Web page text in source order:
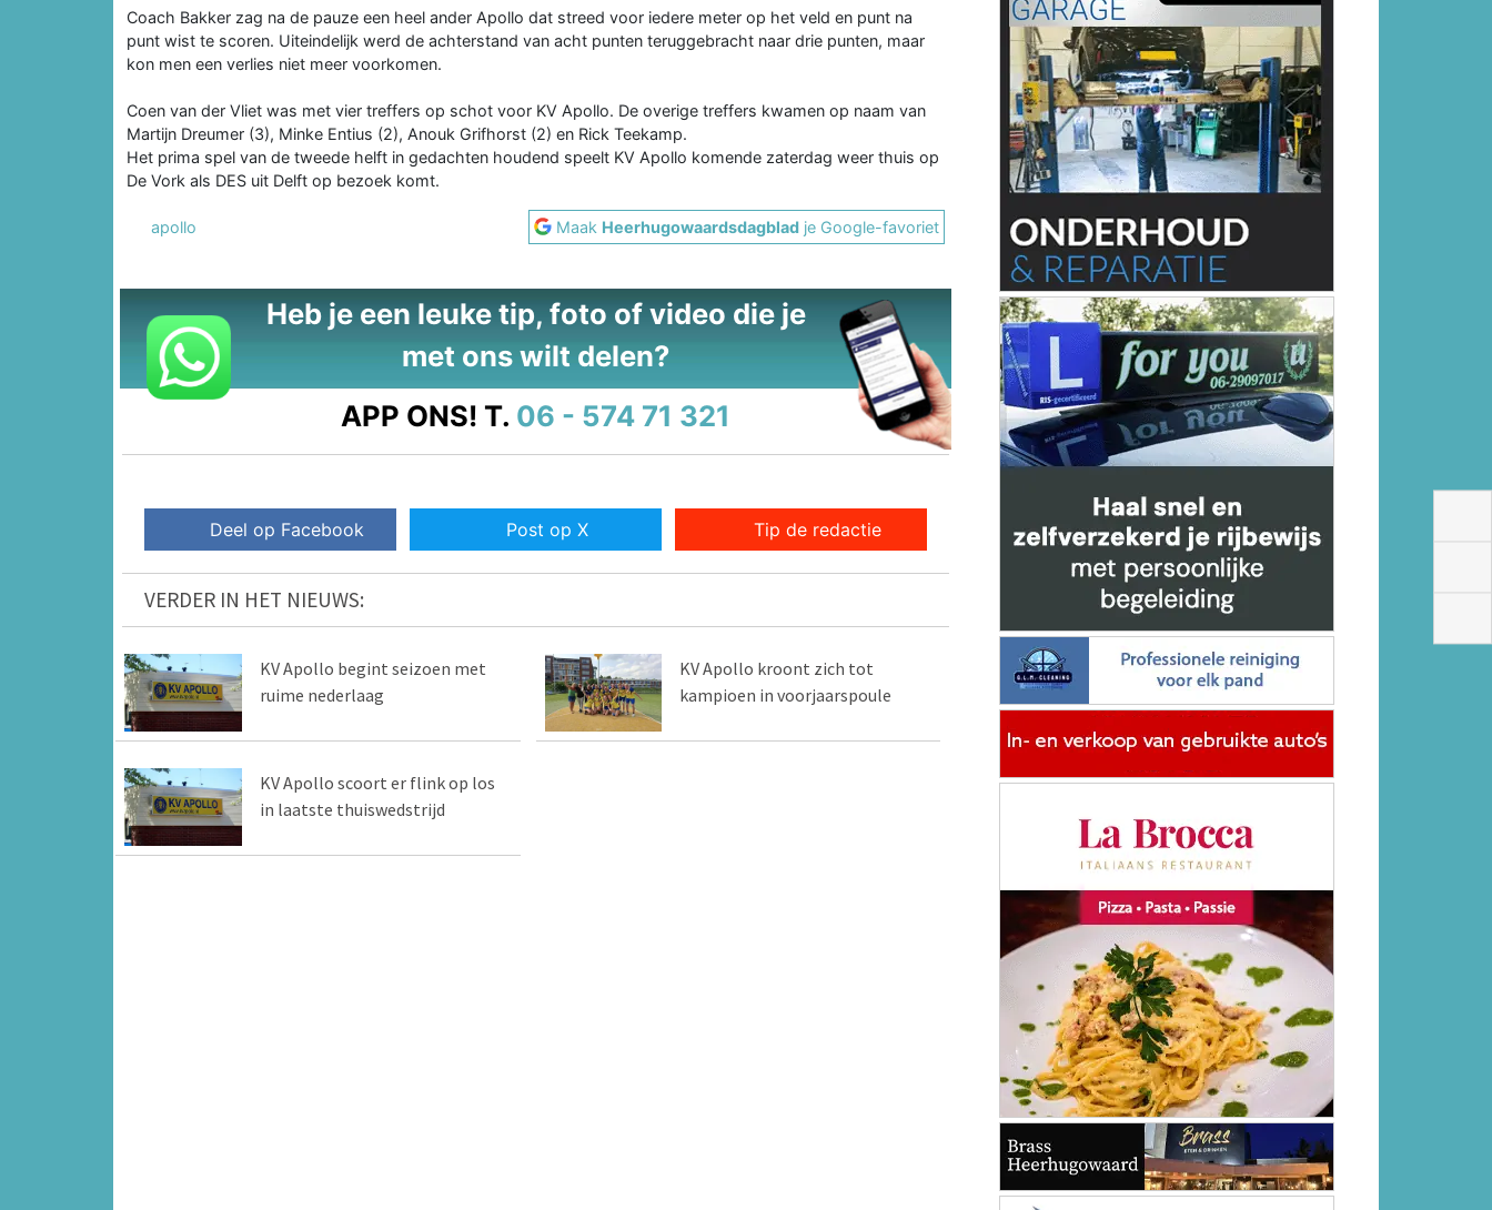
Coach Bakker zag na de pauze een heel ander Apollo dat streed voor iedere meter op het veld en punt na
punt wist te scoren. Uiteindelijk werd de achterstand van acht punten teruggebracht naar drie punten, maar
kon men een verlies niet meer voorkomen.
Coen van der Vliet was met vier treffers op schot voor KV Apollo. De overige treffers kwamen op naam van
Martijn Dreumer (3), Minke Entius (2), Anouk Grifhorst (2) en Rick Teekamp.
Het prima spel van de tweede helft in gedachten houdend speelt KV Apollo komende zaterdag weer thuis op
De Vork als DES uit Delft op bezoek komt.
apollo Maak Heerhugowaardsdagblad je Google-favoriet
Heb je een leuke tip, foto of video die je
met ons wilt delen?
APP ONS! T. 06 - 574 71 321
Deel op Facebook Post op X Tip de redactie
VERDER IN HET NIEUWS:
KV Apollo begint seizoen met
ruime nederlaag
KV Apollo kroont zich tot
kampioen in voorjaarspoule
KV Apollo scoort er flink op los
in laatste thuiswedstrijd